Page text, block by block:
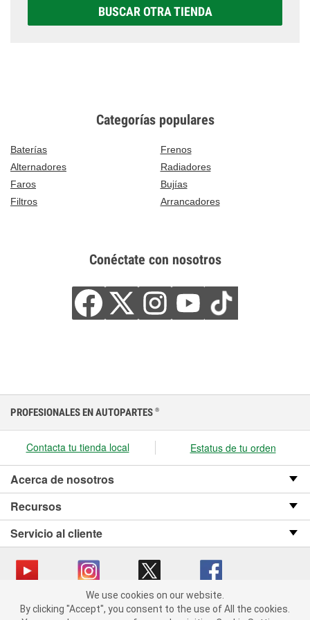
BUSCAR OTRA TIENDA
Categorías populares
Baterías
Frenos
Alternadores
Radiadores
Faros
Bujías
Filtros
Arrancadores
Conéctate con nosotros
We use cookies on our website. By clicking "Accept", you consent
to the use of All the cookies.
PROFESIONALES EN AUTOPARTES ®
Contacta tu tienda local Estatus de tu orden
Acerca de nosotros
Recursos
Servicio al cliente
Copyright © 2008-2026 O’Reilly Auto Parts v OST_3.2.0.0.729 (3) cv1361
We use cookies on our website.
By clicking "Accept", you consent to the use of All the cookies.